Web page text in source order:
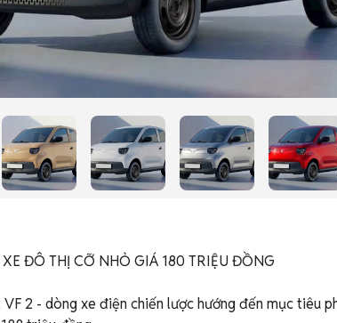
XE ĐÔ THỊ CỠ NHỎ GIÁ 180 TRIỆU ĐỒNG
VF 2 - dòng xe điện chiến lược hướng đến mục tiêu